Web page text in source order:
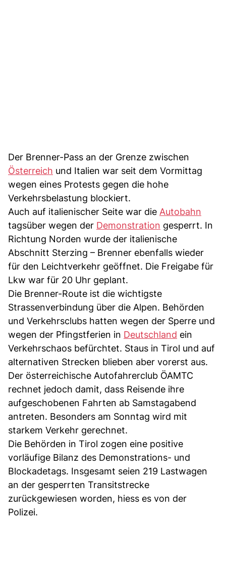
Der Brenner-Pass an der Grenze zwischen
Österreich und Italien war seit dem Vormittag
wegen eines Protests gegen die hohe
Verkehrsbelastung blockiert.
Auch auf italienischer Seite war die Autobahn
tagsüber wegen der Demonstration gesperrt. In
Richtung Norden wurde der italienische
Abschnitt Sterzing – Brenner ebenfalls wieder
für den Leichtverkehr geöffnet. Die Freigabe für
Lkw war für 20 Uhr geplant.
Die Brenner-Route ist die wichtigste
Strassenverbindung über die Alpen. Behörden
und Verkehrsclubs hatten wegen der Sperre und
wegen der Pfingstferien in Deutschland ein
Verkehrschaos befürchtet. Staus in Tirol und auf
alternativen Strecken blieben aber vorerst aus.
Der österreichische Autofahrerclub ÖAMTC
rechnet jedoch damit, dass Reisende ihre
aufgeschobenen Fahrten ab Samstagabend
antreten. Besonders am Sonntag wird mit
starkem Verkehr gerechnet.
Die Behörden in Tirol zogen eine positive
vorläufige Bilanz des Demonstrations- und
Blockadetags. Insgesamt seien 219 Lastwagen
an der gesperrten Transitstrecke
zurückgewiesen worden, hiess es von der
Polizei.